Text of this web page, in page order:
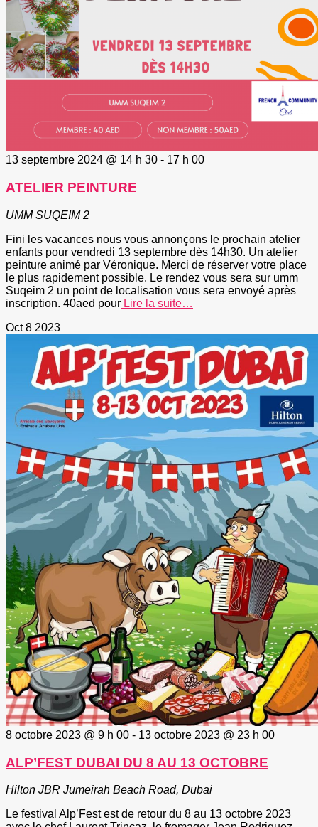
13 septembre 2024 @ 14 h 30 - 17 h 00
ATELIER PEINTURE
UMM SUQEIM 2
Fini les vacances nous vous annonçons le prochain atelier
enfants pour vendredi 13 septembre dès 14h30. Un atelier
peinture animé par Véronique. Merci de réserver votre place
le plus rapidement possible. Le rendez vous sera sur umm
Suqeim 2 un point de localisation vous sera envoyé après
inscription. 40aed pour Lire la suite…
Oct8 2023
8 octobre 2023 @ 9 h 00 - 13 octobre 2023 @ 23 h 00
ALP’FEST DUBAI DU 8 AU 13 OCTOBRE
Hilton JBR Jumeirah Beach Road, Dubai
Le festival Alp’Fest est de retour du 8 au 13 octobre 2023